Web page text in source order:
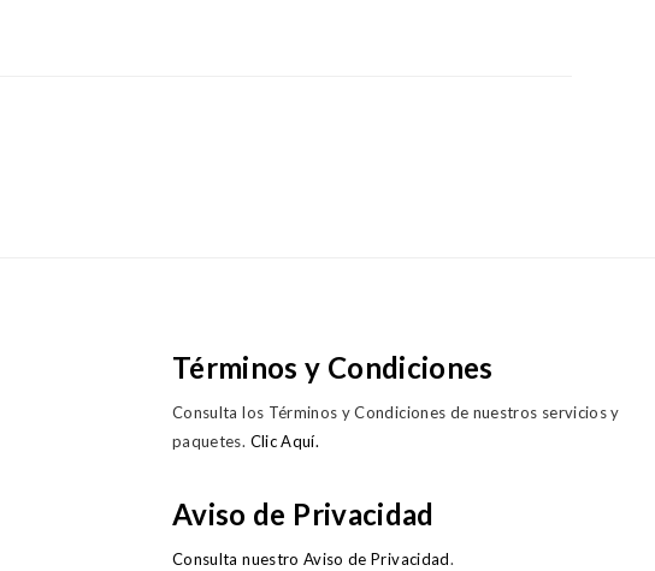
Términos y Condiciones
Consulta los Términos y Condiciones de nuestros servicios y
paquetes. Clic Aquí.
Aviso de Privacidad
Consulta nuestro Aviso de Privacidad.